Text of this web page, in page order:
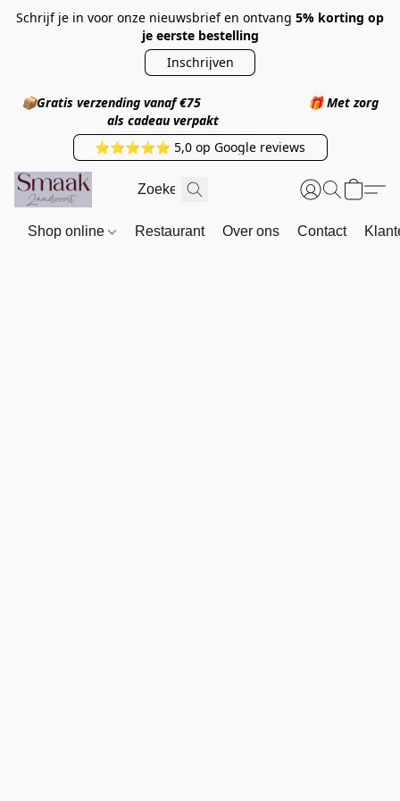
Schrijf je in voor onze nieuwsbrief en ontvang 5% korting op
je eerste bestelling
Inschrijven
📦Gratis verzending vanaf €75 🎁Met zorg
als cadeau verpakt
⭐⭐⭐⭐⭐ 5,0 op Google reviews
Shop online Restaurant Over ons Contact